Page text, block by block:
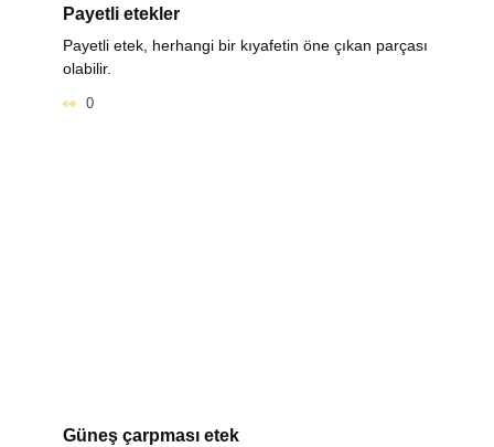
Payetli etekler
Payetli etek, herhangi bir kıyafetin öne çıkan parçası
olabilir.
0
Güneş çarpması etek